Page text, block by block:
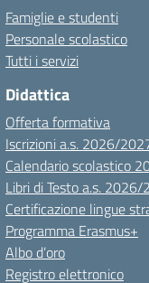
Famiglie e studenti
Personale scolastico
Tutti i servizi
Didattica
Offerta formativa
Iscrizioni a.s. 2026/
Calendario scolastico
Libri di Testo a.s. 2026/
Certificazione lingue
Programma Erasmus+
Albo d’oro
Registro elettronico